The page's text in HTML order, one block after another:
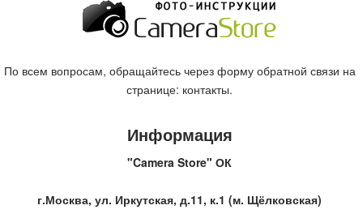
По всем вопросам, обращайтесь через форму обратной связи на
странице: контакты.
Информация
"Camera Store" ОК
г.Москва, ул. Иркутская, д.11, к.1 (м. Щёлковская)